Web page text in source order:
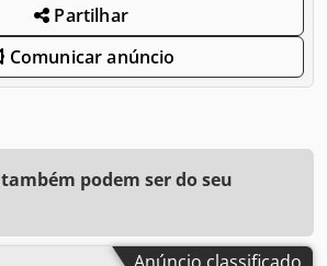
Partilhar
Comunicar anúncio
podem ser do seu